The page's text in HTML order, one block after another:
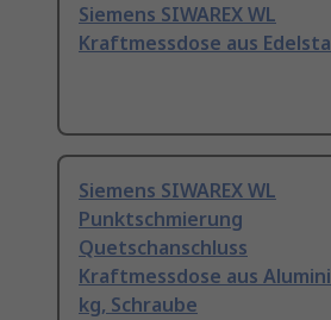
Siemens SIWAREX WL
Kraftmessdose aus
Siemens SIWAREX WL
Punktschmierung
Quetschanschluss
Kraftmessdose aus
kg, Schraube